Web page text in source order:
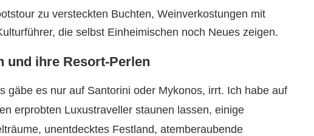
zu versteckten Buchten, Weinverkostungen mit
die selbst Einheimischen noch Neues zeigen.
und ihre Resort-Perlen
gäbe es nur auf Santorini oder Mykonos, irrt. Ich habe auf
erprobten Luxustraveller staunen lassen, einige
unentdecktes Festland, atemberaubende